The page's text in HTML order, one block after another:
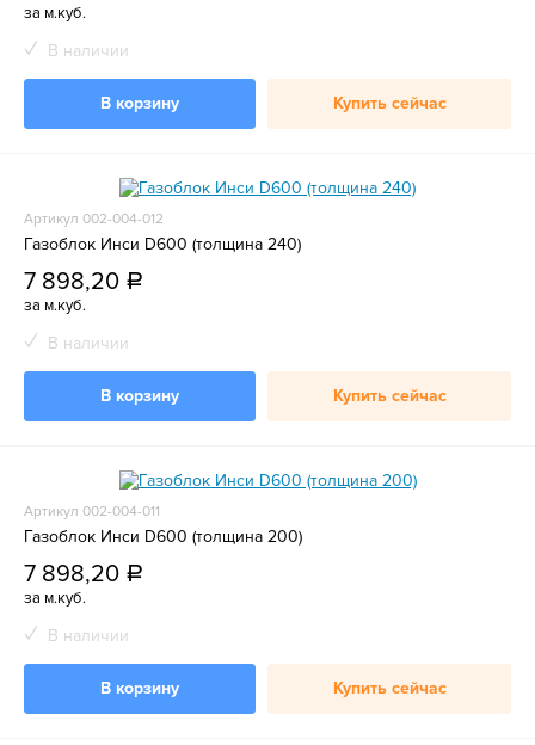
за м.куб.
В наличии
В корзину Купить сейчас
Артикул 002-004-012
Газоблок Инси D600 (толщина 240)
7 898,20 a
за м.куб.
В наличии
В корзину Купить сейчас
Артикул 002-004-011
Газоблок Инси D600 (толщина 200)
7 898,20 a
за м.куб.
В наличии
В корзину Купить сейчас